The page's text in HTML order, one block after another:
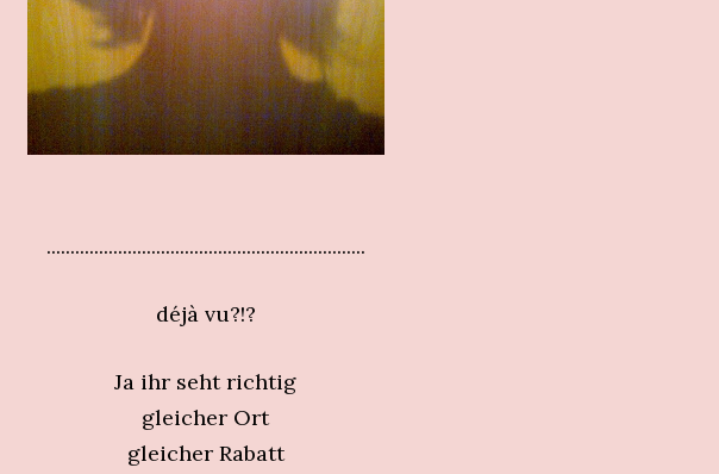
...................................................................
déjà vu?!?
Ja ihr seht richtig
gleicher Ort
gleicher Rabatt